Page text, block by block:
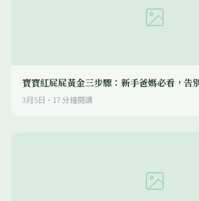
寶寶紅屁屁黃金三步驟：新手爸媽必看，告
3月5日 · 17分鐘閱讀